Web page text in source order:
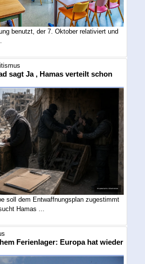
benutzt, der 7. Oktober relativiert und
sagt Ja , Hamas verteilt schon
soll dem Entwaffnungsplan zugestimmt
Hamas ...
Ferienlager: Europa hat wieder